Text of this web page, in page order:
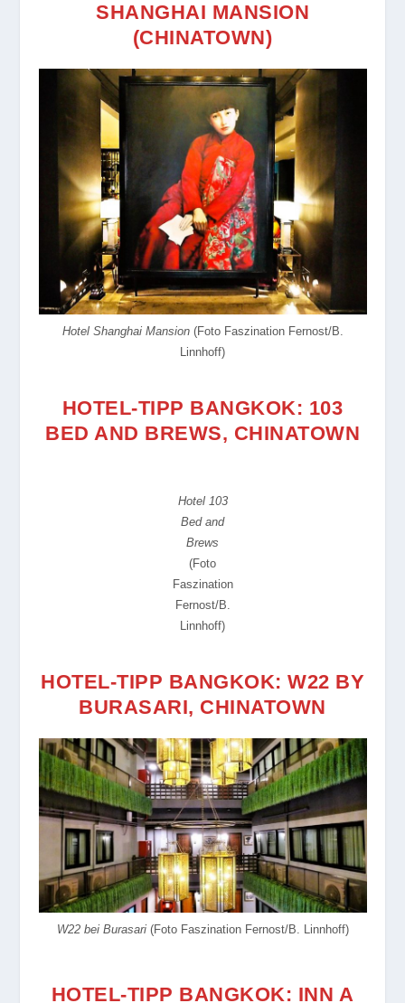
SHANGHAI MANSION
(CHINATOWN)
Hotel Shanghai Mansion(Foto Faszination Fernost/B.
Linnhoff)
HOTEL-TIPP BANGKOK: 103
BED AND BREWS, CHINATOWN
Hotel 103
Bed and
Brews
(Foto
Faszination
Fernost/B.
Linnhoff)
HOTEL-TIPP BANGKOK: W22 BY
BURASARI, CHINATOWN
W22 bei Burasari(Foto Faszination Fernost/B. Linnhoff)
HOTEL-TIPP BANGKOK: INN A